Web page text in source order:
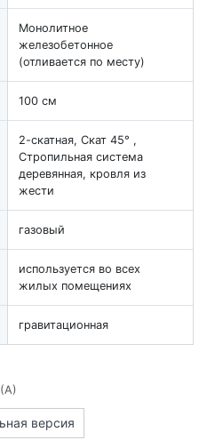
Монолитное
железобетонное
(отливается по месту)
100 см
2-скатная, Скат 45° ,
Стропильная система
деревянная, кровля из
жести
газовый
используется во всех
жилых помещениях
гравитационная
версия